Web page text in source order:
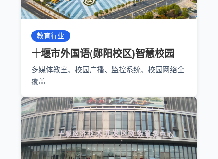
教育行业
十堰市外国语(郧阳校区)智慧校园
多媒体教室、校园广播、监控系统、校园网络全
覆盖